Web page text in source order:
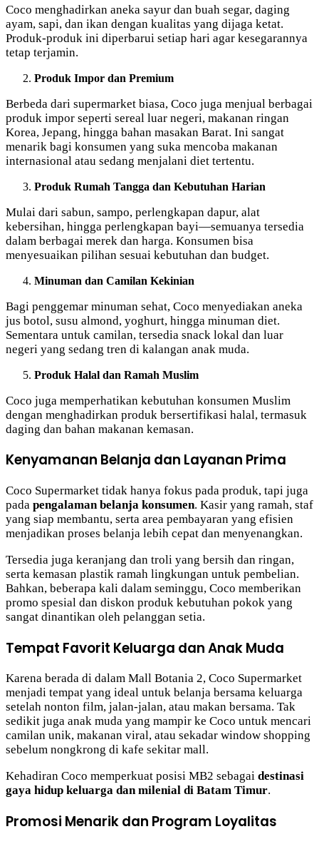
Coco menghadirkan aneka sayur dan buah segar, daging
ayam, sapi, dan ikan dengan kualitas yang dijaga ketat.
Produk-produk ini diperbarui setiap hari agar kesegarannya
tetap terjamin.
Produk Impor dan Premium
Berbeda dari supermarket biasa, Coco juga menjual berbagai
produk impor seperti sereal luar negeri, makanan ringan
Korea, Jepang, hingga bahan masakan Barat. Ini sangat
menarik bagi konsumen yang suka mencoba makanan
internasional atau sedang menjalani diet tertentu.
Produk Rumah Tangga dan Kebutuhan Harian
Mulai dari sabun, sampo, perlengkapan dapur, alat
kebersihan, hingga perlengkapan bayi—semuanya tersedia
dalam berbagai merek dan harga. Konsumen bisa
menyesuaikan pilihan sesuai kebutuhan dan budget.
Minuman dan Camilan Kekinian
Bagi penggemar minuman sehat, Coco menyediakan aneka
jus botol, susu almond, yoghurt, hingga minuman diet.
Sementara untuk camilan, tersedia snack lokal dan luar
negeri yang sedang tren di kalangan anak muda.
Produk Halal dan Ramah Muslim
Coco juga memperhatikan kebutuhan konsumen Muslim
dengan menghadirkan produk bersertifikasi halal, termasuk
daging dan bahan makanan kemasan.
Kenyamanan Belanja dan Layanan Prima
Coco Supermarket tidak hanya fokus pada produk, tapi juga
pada pengalaman belanja konsumen. Kasir yang ramah, staf
yang siap membantu, serta area pembayaran yang efisien
menjadikan proses belanja lebih cepat dan menyenangkan.
Tersedia juga keranjang dan troli yang bersih dan ringan,
serta kemasan plastik ramah lingkungan untuk pembelian.
Bahkan, beberapa kali dalam seminggu, Coco memberikan
promo spesial dan diskon produk kebutuhan pokok yang
sangat dinantikan oleh pelanggan setia.
Tempat Favorit Keluarga dan Anak Muda
Karena berada di dalam Mall Botania 2, Coco Supermarket
menjadi tempat yang ideal untuk belanja bersama keluarga
setelah nonton film, jalan-jalan, atau makan bersama. Tak
sedikit juga anak muda yang mampir ke Coco untuk mencari
camilan unik, makanan viral, atau sekadar window shopping
sebelum nongkrong di kafe sekitar mall.
Kehadiran Coco memperkuat posisi MB2 sebagai destinasi
gaya hidup keluarga dan milenial di Batam Timur.
Promosi Menarik dan Program Loyalitas